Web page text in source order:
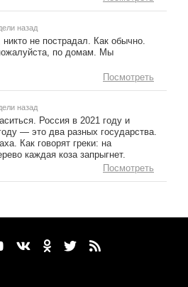
назад
никто не пострадал. Как обычно.
по домам. Мы
Посмотреть
назад
Россия в 2021 году и
— это два разных государства.
Как говорят греки: на
каждая коза запрыгнет.
Посмотреть